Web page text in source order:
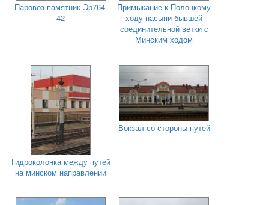
Паровоз-памятник Эр764-
42
Примыкание к Полоцкому
ходу насыпи бывшей
соединительной ветки с
Минским ходом
Гидроколонка между путей
на минском направлении
Вокзал со стороны путей